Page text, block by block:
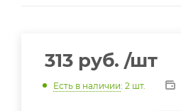
313 руб. /шт
Есть в наличии: 2 шт.